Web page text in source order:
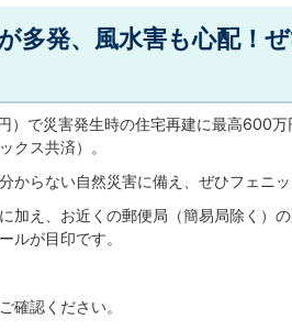
多発、風水害も心配！
）で災害発生時の住宅再建に最高600
クス共済）。
からない自然災害に備え、ぜひフェニ
加え、お近くの郵便局（簡易局除く）
ルが目印です。
確認ください。